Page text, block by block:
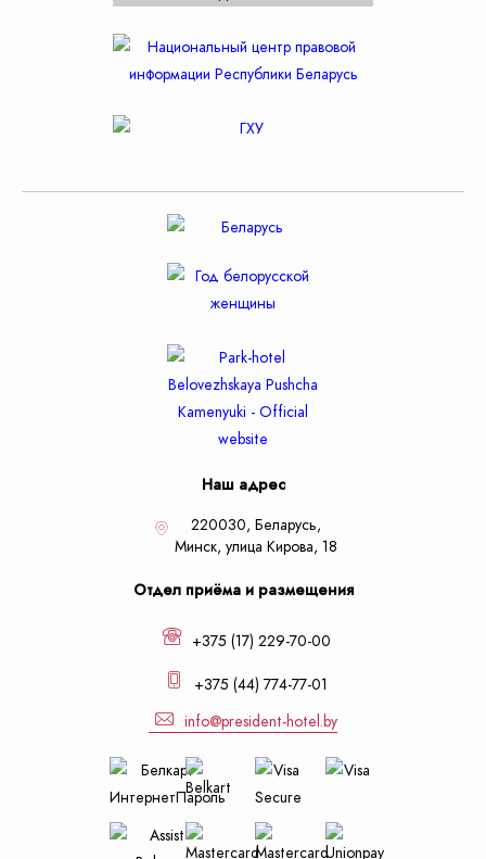
Наш адрес
220030, Беларусь,
Минск, улица Кирова, 18
Отдел приёма и размещения
+375 (17) 229-70-00
+375 (44) 774-77-01
info@president-hotel.by